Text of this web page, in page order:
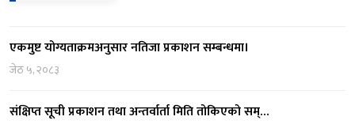
एकमुष्ट योग्यताक्रमअनुसार नतिजा प्रकाशन सम्बन्धमा।
जेठ ५, २०८३
संक्षिप्त सूची प्रकाशन तथा अन्तर्वार्ता मिति तोकिएको सम्…